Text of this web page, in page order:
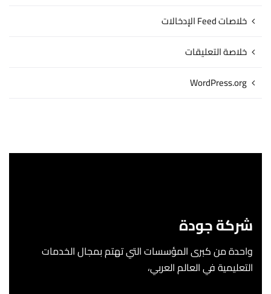
خلاصات Feed الإدخالات
خلاصة التعليقات
WordPress.org
شركة جودة
واحدة من كبرى المؤسسات التي تهتم بمجال الخدمات
التعليمية في العالم العربي،